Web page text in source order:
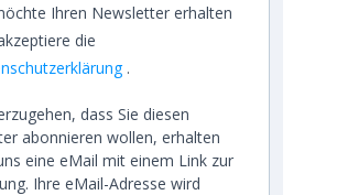
Ihren Newsletter erhalten
die
.
dass Sie diesen
abonnieren wollen, erhalten
eine eMail mit einem Link zur
Ihre eMail-Adresse wird